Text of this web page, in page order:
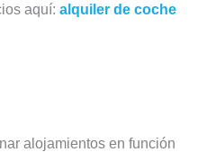
aquí: alquiler de coche
alojamientos en función